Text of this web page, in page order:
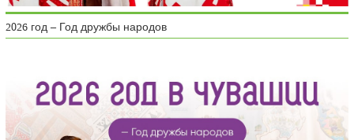
2026 год – Год дружбы народов